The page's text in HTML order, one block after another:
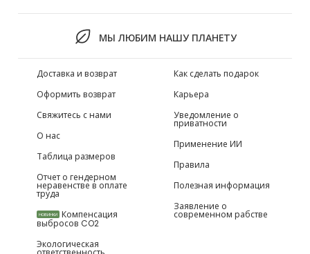
МЫ ЛЮБИМ НАШУ ПЛАНЕТУ
Доставка и возврат
Оформить возврат
Свяжитесь с нами
О нас
Таблица размеров
Отчет о гендерном
неравенстве в оплате
труда
НОВИНКИ Компенсация
выбросов CO2
Экологическая
Как сделать подарок
Карьера
Уведомление о
приватности
Применение ИИ
Правила
Полезная информация
Заявление о
современном рабстве